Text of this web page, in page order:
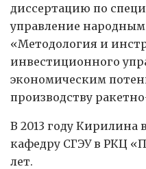
диссертацию по
управление
«Методология и
инвестиционного
экономическим
производству
В 2013 году Кирилина
кафедру СГЭУ в РКЦ
лет.